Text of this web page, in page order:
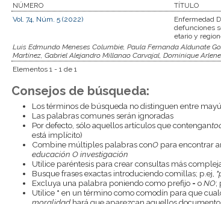
NÚMERO
TÍTULO
Vol. 74, Núm. 5 (2022)
Enfermedad
defunciones
etario y
Luis Edmundo Meneses Columbie, Paula Fernanda Aldunate
Martínez, Gabriel Alejandro Millanao Carvajal, Dominique
Elementos 1 - 1 de 1
Consejos de búsqueda:
Los términos de búsqueda no distinguen entre
Las palabras comunes serán ignoradas
Por defecto, sólo aquellos artículos que contengan
está implícito)
Combine múltiples palabras conOpara encontrar
educación O investigación
Utilice paréntesis para crear consultas más
Busque frases exactas introduciendo comillas; p.ej,
Excluya una palabra poniendo como prefijo - oNO;
Utilice * en un término como comodín para que